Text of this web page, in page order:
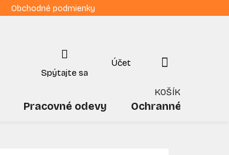
Obchodné podmienky
NÁKUPNÝ
KOŠÍK
Pracovné odevy Ochranné